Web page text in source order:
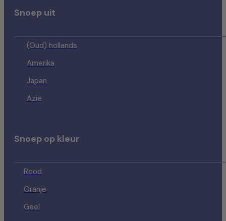
Snoep uit
(Oud) hollands
Amerika
Japan
Azië
Snoep op kleur
Rood
Oranje
Geel